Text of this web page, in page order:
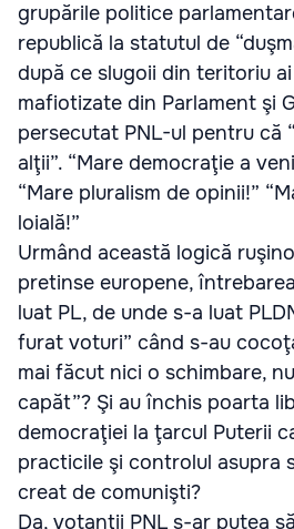
grupările politice
republică la statutul de
după ce slugoii din teritoriu
mafiotizate din Parlament şi
persecutat PNL-ul pentru că
alţii”. “Mare democraţie a
“Mare pluralism de opinii!”
loială!”
Urmând această logică
pretinse europene,
luat PL, de unde s-a luat
furat voturi” când s-au
mai făcut nici o schimbare,
capăt”? Şi au închis poarta
democraţiei la ţarcul Puterii
practicile şi controlul asupra
creat de comunişti?
Da, votanţii PNL s-ar putea